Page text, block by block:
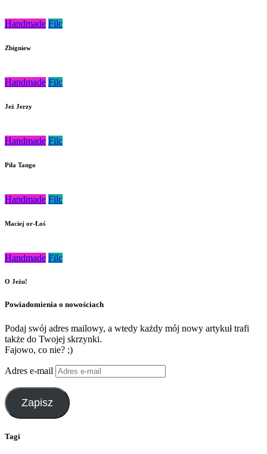
Handmade Filc
Zbigniew
Handmade Filc
Jeż Jerzy
Handmade Filc
Piła Tango
Handmade Filc
Maciej or-Łoś
Handmade Filc
O Jeżu!
Powiadomienia o nowościach
Podaj swój adres mailowy, a wtedy każdy mój nowy artykuł trafi
także do Twojej skrzynki.
Fajowo, co nie? ;)
Adres e-mail
Zapisz
Tagi